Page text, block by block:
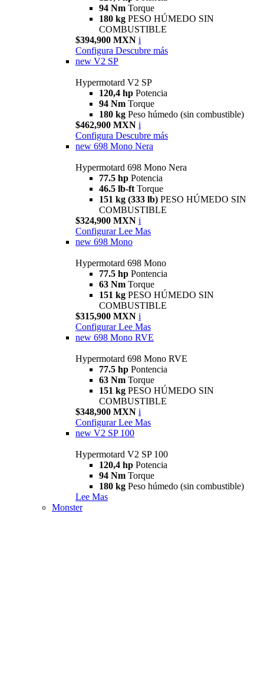
94 Nm Torque
180 kg PESO HÚMEDO SIN
COMBUSTIBLE
$394,900 MXN i
Configura Descubre más
new V2 SP
Hypermotard V2 SP
120,4 hp Potencia
94 Nm Torque
180 kg Peso húmedo (sin combustible)
$462,900 MXN i
Configura Descubre más
new 698 Mono Nera
Hypermotard 698 Mono Nera
77.5 hp Potencia
46.5 lb-ft Torque
151 kg (333 lb) PESO HÚMEDO SIN
COMBUSTIBLE
$324,900 MXN i
Configurar Lee Mas
new 698 Mono
Hypermotard 698 Mono
77.5 hp Pontencia
63 Nm Torque
151 kg PESO HÚMEDO SIN
COMBUSTIBLE
$315,900 MXN i
Configurar Lee Mas
new 698 Mono RVE
Hypermotard 698 Mono RVE
77.5 hp Pontencia
63 Nm Torque
151 kg PESO HÚMEDO SIN
COMBUSTIBLE
$348,900 MXN i
Configurar Lee Mas
new V2 SP 100
Hypermotard V2 SP 100
120,4 hp Potencia
94 Nm Torque
180 kg Peso húmedo (sin combustible)
Lee Mas
Monster